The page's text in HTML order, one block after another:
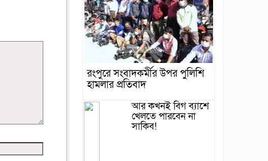
রংপুরে সংবাদকর্মীর উপর পুলিশি
হামলার প্রতিবাদ
আর কখনই বিগ ব্যাশে
খেলতে পারবেন না
সাকিব!